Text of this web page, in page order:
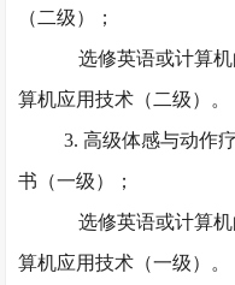
（二级）；
选修英语或计算
算机应用技术（二级）。
3. 高级体感与动作
书（一级）；
选修英语或计算
算机应用技术（一级）。